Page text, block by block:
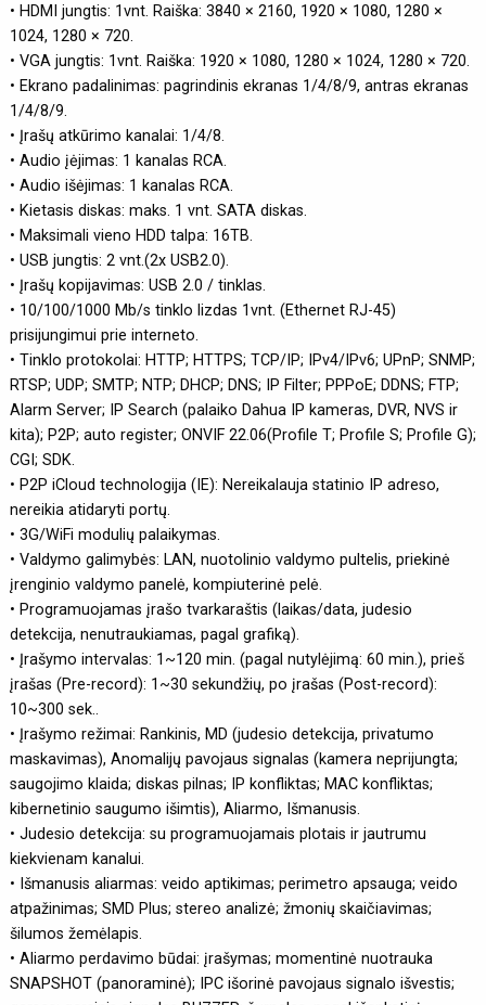
• HDMI jungtis: 1vnt. Raiška: 3840 × 2160, 1920 × 1080, 1280 ×
1024, 1280 × 720.
• VGA jungtis: 1vnt. Raiška: 1920 × 1080, 1280 × 1024, 1280 × 720.
• Ekrano padalinimas: pagrindinis ekranas 1/4/8/9, antras ekranas
1/4/8/9.
• Įrašų atkūrimo kanalai: 1/4/8.
• Audio įėjimas: 1 kanalas RCA.
• Audio išėjimas: 1 kanalas RCA.
• Kietasis diskas: maks. 1 vnt. SATA diskas.
• Maksimali vieno HDD talpa: 16TB.
• USB jungtis: 2 vnt.(2x USB2.0).
• Įrašų kopijavimas: USB 2.0 / tinklas.
• 10/100/1000 Mb/s tinklo lizdas 1vnt. (Ethernet RJ-45)
prisijungimui prie interneto.
• Tinklo protokolai: HTTP; HTTPS; TCP/IP; IPv4/IPv6; UPnP; SNMP;
RTSP; UDP; SMTP; NTP; DHCP; DNS; IP Filter; PPPoE; DDNS; FTP;
Alarm Server; IP Search (palaiko Dahua IP kameras, DVR, NVS ir
kita); P2P; auto register; ONVIF 22.06(Profile T; Profile S; Profile G);
CGI; SDK.
• P2P iCloud technologija (IE): Nereikalauja statinio IP adreso,
nereikia atidaryti portų.
• 3G/WiFi modulių palaikymas.
• Valdymo galimybės: LAN, nuotolinio valdymo pultelis, priekinė
įrenginio valdymo panelė, kompiuterinė pelė.
• Programuojamas įrašo tvarkaraštis (laikas/data, judesio
detekcija, nenutraukiamas, pagal grafiką).
• Įrašymo intervalas: 1~120 min. (pagal nutylėjimą: 60 min.), prieš
įrašas (Pre-record): 1~30 sekundžių, po įrašas (Post-record):
10~300 sek..
• Įrašymo režimai: Rankinis, MD (judesio detekcija, privatumo
maskavimas), Anomalijų pavojaus signalas (kamera neprijungta;
saugojimo klaida; diskas pilnas; IP konfliktas; MAC konfliktas;
kibernetinio saugumo išimtis), Aliarmo, Išmanusis.
• Judesio detekcija: su programuojamais plotais ir jautrumu
kiekvienam kanalui.
• Išmanusis aliarmas: veido aptikimas; perimetro apsauga; veido
atpažinimas; SMD Plus; stereo analizė; žmonių skaičiavimas;
šilumos žemėlapis.
• Aliarmo perdavimo būdai: įrašymas; momentinė nuotrauka
SNAPSHOT (panoraminė); IPC išorinė pavojaus signalo išvestis;